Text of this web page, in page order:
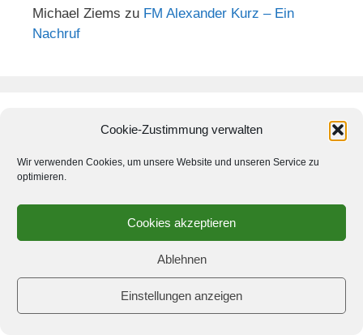
Cookie-Zustimmung verwalten
Wir verwenden Cookies, um unsere Website und unseren Service zu
optimieren.
Cookies akzeptieren
Ablehnen
Einstellungen anzeigen
Michael Ziems zu FM Alexander Kurz – Ein
Nachruf
Häufige Links
Berliner Mannschaftsmeisterschaft
Bundesliga Ergebnisdienst
Deutscher Schachbund
Kreuzbergs DWZ